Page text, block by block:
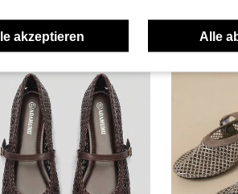
akzeptieren Alle